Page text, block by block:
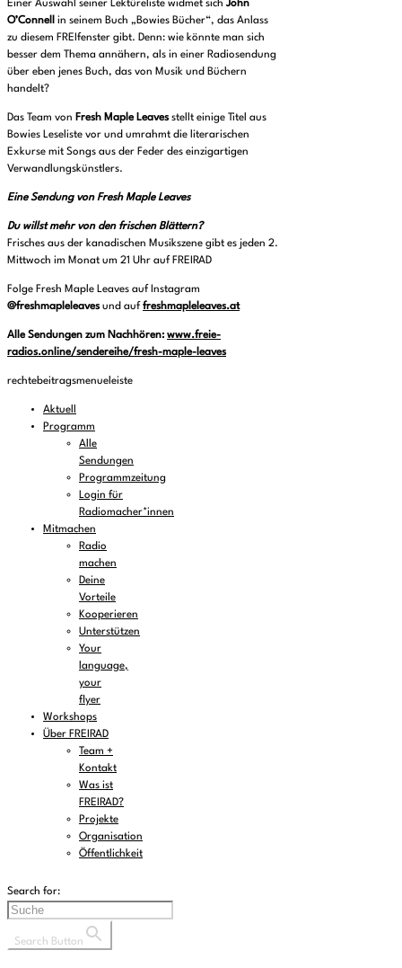
Einer Auswahl seiner Lektüreliste widmet sich John
O’Connell
in seinem Buch „Bowies Bücher“, das Anlass
zu diesem FREIfenster gibt. Denn: wie könnte man sich
besser dem Thema annähern, als in einer Radiosendung
über eben jenes Buch, das von Musik und Büchern
handelt?
Das Team von Fresh Maple Leaves stellt einige Titel aus
Bowies Leseliste vor und umrahmt die literarischen
Exkurse mit Songs aus der Feder des einzigartigen
Verwandlungskünstlers.
Eine Sendung von Fresh Maple Leaves
Du willst mehr von den frischen Blättern?
Frisches aus der kanadischen Musikszene gibt es jeden 2.
Mittwoch im Monat um 21 Uhr auf FREIRAD
Folge Fresh Maple Leaves auf Instagram
@freshmapleleaves und auf freshmapleleaves.at
Alle Sendungen zum Nachhören: www.freie-
radios.online/sendereihe/fresh-maple-leaves
rechtebeitragsmenueleiste
Aktuell
Programm
Alle
Sendungen
Programmzeitung
Login für
Radiomacher*innen
Mitmachen
Radio
machen
Deine
Vorteile
Kooperieren
Unterstützen
Your
language,
your
flyer
Workshops
Über FREIRAD
Team +
Kontakt
Was ist
FREIRAD?
Projekte
Organisation
Öffentlichkeit
Search for:
Search Button